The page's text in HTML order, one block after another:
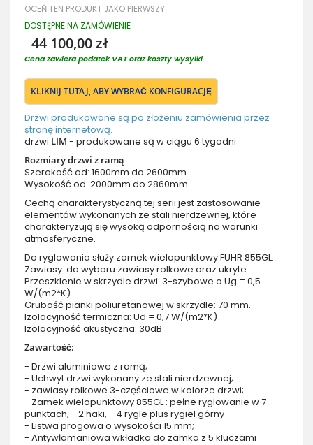
OCEŃ TEN PRODUKT JAKO PIERWSZY
DOSTĘPNE NA ZAMÓWIENIE
44 100,00 zł
Cena zawiera podatek VAT oraz koszty wysyłki
KLIKNIJ TUTAJ, ABY WYBRAĆ KONFIGURACJĘ
Drzwi produkowane są po złożeniu zamówienia przez
stronę internetową.
drzwi LIM - produkowane są w ciągu 6 tygodni
Rozmiary drzwi z ramą
Szerokość od: 1600mm do 2600mm
Wysokość od: 2000mm do 2860mm
Cechą charakterystyczną tej serii jest zastosowanie
elementów wykonanych ze stali nierdzewnej, które
charakteryzują się wysoką odpornością na warunki
atmosferyczne.
Do ryglowania służy zamek wielopunktowy FUHR 855GL.
Zawiasy: do wyboru zawiasy rolkowe oraz ukryte.
Przeszklenie w skrzydle drzwi: 3-szybowe o Ug = 0,5
W/(m2*K).
Grubość pianki poliuretanowej w skrzydle: 70 mm.
Izolacyjność termiczna: Ud = 0,7 W/(m2*K)
Izolacyjność akustyczna: 30dB
Zawartość:
- Drzwi aluminiowe z ramą;
- Uchwyt drzwi wykonany ze stali nierdzewnej;
- zawiasy rolkowe 3-częściowe w kolorze drzwi;
- Zamek wielopunktowy 855GL : pełne ryglowanie w 7
punktach, - 2 haki, - 4 rygle plus rygiel górny
- Listwa progowa o wysokości 15 mm;
- Antywłamaniowa wkładka do zamka z 5 kluczami